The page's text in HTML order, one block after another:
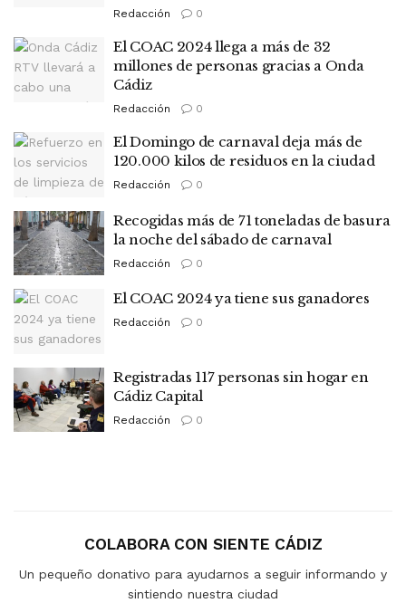
Redacción 0
El COAC 2024 llega a más de 32
millones de personas gracias a Onda
Cádiz
Redacción 0
El Domingo de carnaval deja más de
120.000 kilos de residuos en la ciudad
Redacción 0
Recogidas más de 71 toneladas de basura
la noche del sábado de carnaval
Redacción 0
El COAC 2024 ya tiene sus ganadores
Redacción 0
Registradas 117 personas sin hogar en
Cádiz Capital
Redacción 0
COLABORA CON SIENTE CÁDIZ
Un pequeño donativo para ayudarnos a seguir informando y
sintiendo nuestra ciudad